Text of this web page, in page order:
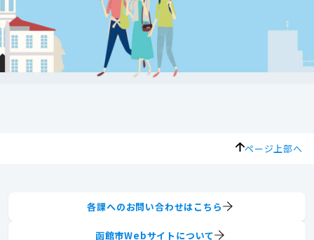
ページ上部へ
各課へのお問い合わせはこちら
函館市Webサイトについて